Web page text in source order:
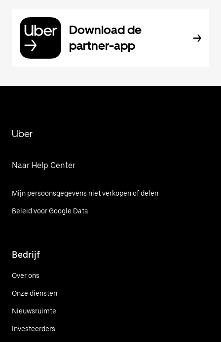
Download de
partner-app
Uber
Naar Help Center
Mijn persoonsgegevens niet verkopen of delen
Beleid voor Google Data
Bedrijf
Over ons
Onze diensten
Nieuwsruimte
Investeerders